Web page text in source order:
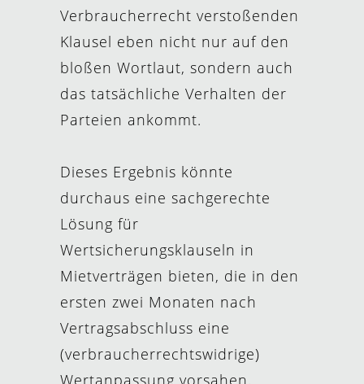
Verbraucherrecht verstoßenden
Klausel eben nicht nur auf den
bloßen Wortlaut, sondern auch
das tatsächliche Verhalten der
Parteien ankommt.
Dieses Ergebnis könnte
durchaus eine sachgerechte
Lösung für
Wertsicherungsklauseln in
Mietverträgen bieten, die in den
ersten zwei Monaten nach
Vertragsabschluss eine
(verbraucherrechtswidrige)
Wertanpassung vorsahen,